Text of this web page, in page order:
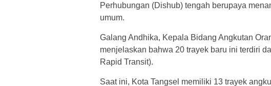
Perhubungan (Dishub) tengah berupaya
umum.
Galang Andhika, Kepala Bidang Angkutan
menjelaskan bahwa 20 trayek baru ini terdiri
Rapid Transit).
Saat ini, Kota Tangsel memiliki 13 trayek